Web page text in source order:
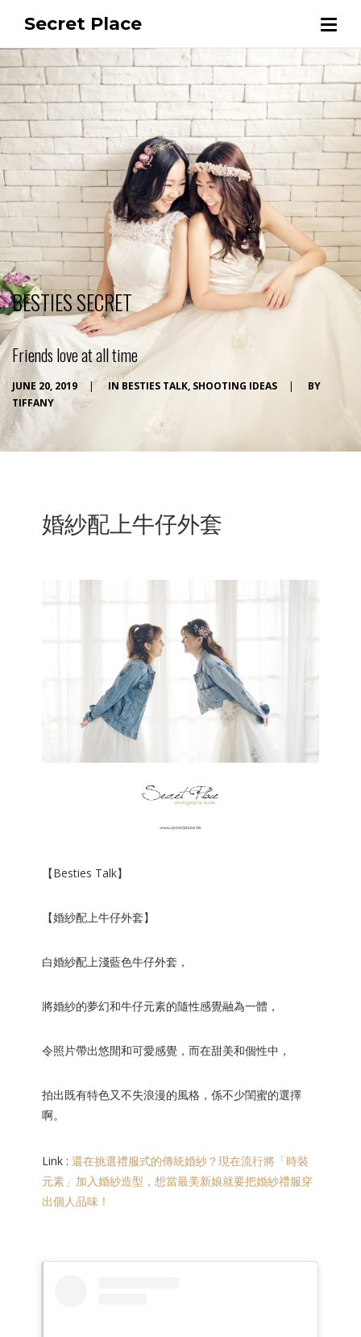
Secret Place
BESTIES SECRET
Friends love at all time
JUNE 20, 2019 | IN BESTIES TALK, SHOOTING IDEAS |
BY
TIFFANY
婚紗配上牛仔外套
【Besties Talk】
【婚紗配上牛仔外套】
白婚紗配上淺藍色牛仔外套，
將婚紗的夢幻和牛仔元素的隨性感覺融為一體，
令照片帶出悠閒和可愛感覺，而在甜美和個性中，
拍出既有特色又不失浪漫的風格，係不少閨蜜的選擇
啊。
Link : 還在挑選禮服式的傳統婚紗？現在流行將「時裝
元素」加入婚紗造型，想當最美新娘就要把婚紗禮服穿
出個人品味！